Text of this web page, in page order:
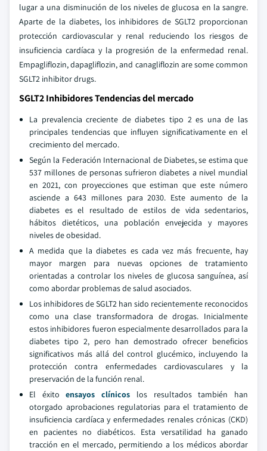
lugar a una disminución de los niveles de glucosa en la sangre.
Aparte de la diabetes, los inhibidores de SGLT2 proporcionan
protección cardiovascular y renal reduciendo los riesgos de
insuficiencia cardíaca y la progresión de la enfermedad renal.
Empagliflozin, dapagliflozin, and canagliflozin are some common
SGLT2 inhibitor drugs.
SGLT2 Inhibidores Tendencias del mercado
La prevalencia creciente de diabetes tipo 2 es una de las
principales tendencias que influyen significativamente en el
crecimiento del mercado.
Según la Federación Internacional de Diabetes, se estima que
537 millones de personas sufrieron diabetes a nivel mundial
en 2021, con proyecciones que estiman que este número
asciende a 643 millones para 2030. Este aumento de la
diabetes es el resultado de estilos de vida sedentarios,
hábitos dietéticos, una población envejecida y mayores
niveles de obesidad.
A medida que la diabetes es cada vez más frecuente, hay
mayor margen para nuevas opciones de tratamiento
orientadas a controlar los niveles de glucosa sanguínea, así
como abordar problemas de salud asociados.
Los inhibidores de SGLT2 han sido recientemente reconocidos
como una clase transformadora de drogas. Inicialmente
estos inhibidores fueron especialmente desarrollados para la
diabetes tipo 2, pero han demostrado ofrecer beneficios
significativos más allá del control glucémico, incluyendo la
protección contra enfermedades cardiovasculares y la
preservación de la función renal.
El éxitoensayos clínicos los resultados también han
otorgado aprobaciones regulatorias para el tratamiento de
insuficiencia cardíaca y enfermedades renales crónicas (CKD)
en pacientes no diabéticos. Esta versatilidad ha ganado
tracción en el mercado, permitiendo a los médicos abordar